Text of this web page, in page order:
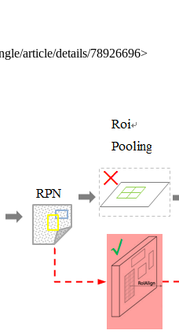
article/details/78926696>